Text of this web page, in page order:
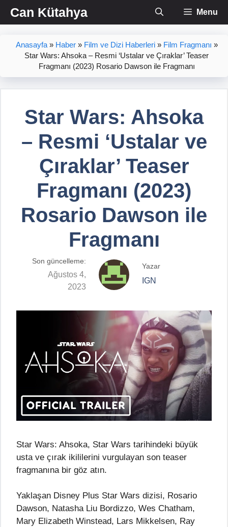
İçeriğe
atlaCan Kütahya Menu
Anasayfa» Haber» Film ve Dizi Haberleri» Film Fragmanı »
Star Wars: Ahsoka – Resmi ‘Ustalar ve Çıraklar’ Teaser
Fragmanı (2023) Rosario Dawson ile Fragmanı
Star Wars: Ahsoka
– Resmi ‘Ustalar ve
Çıraklar’ Teaser
Fragmanı (2023)
Rosario Dawson ile
Fragmanı
Son güncelleme:
Ağustos 4,
2023
Yazar
IGN
Star Wars: Ahsoka, Star Wars tarihindeki büyük
usta ve çırak ikililerini vurgulayan son teaser
fragmanına bir göz atın.
Yaklaşan Disney Plus Star Wars dizisi, Rosario
Dawson, Natasha Liu Bordizzo, Wes Chatham,
Mary Elizabeth Winstead, Lars Mikkelsen, Ray